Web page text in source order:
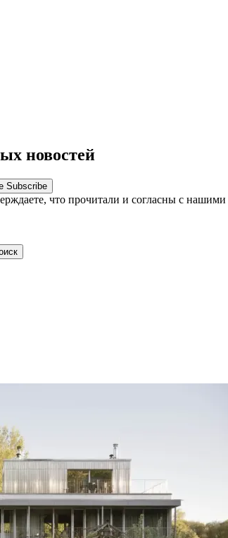
новостей
Subscribe
что прочитали и согласны с нашими